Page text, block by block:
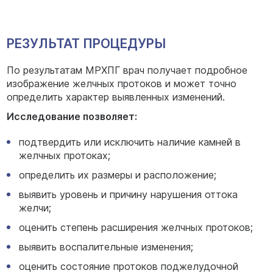
РЕЗУЛЬТАТ ПРОЦЕДУРЫ
По результатам МРХПГ врач получает подробное
изображение желчных протоков и может точно
определить характер выявленных изменений.
Исследование позволяет:
подтвердить или исключить наличие камней в
желчных протоках;
определить их размеры и расположение;
выявить уровень и причину нарушения оттока
желчи;
оценить степень расширения желчных протоков;
выявить воспалительные изменения;
оценить состояние протоков поджелудочной